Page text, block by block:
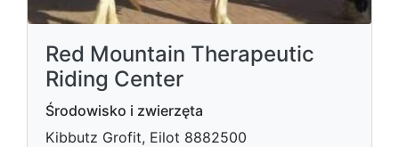
Red Mountain Therapeutic
Riding Center
Środowisko i zwierzęta
Kibbutz Grofit, Eilot 8882500